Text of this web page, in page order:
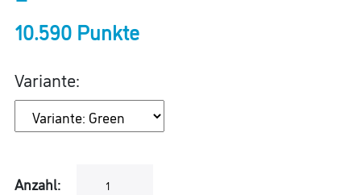
10.590 Punkte
Variante:
Anzahl: